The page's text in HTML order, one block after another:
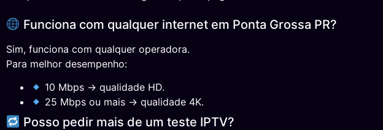
Funciona com qualquer internet em Ponta Grossa PR?
Sim, funciona com qualquer operadora.
Para melhor desempenho:
10 Mbps → qualidade HD.
25 Mbps ou mais → qualidade 4K.
Posso pedir mais de um teste IPTV?